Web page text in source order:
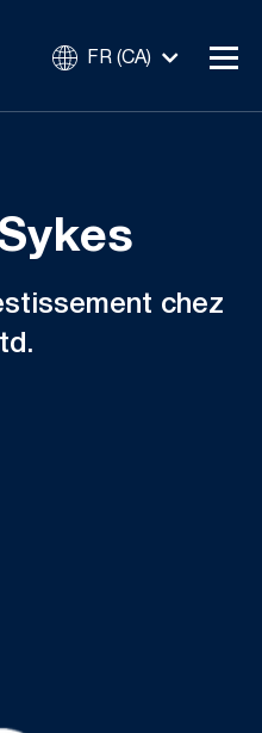
FR (CA)
chez